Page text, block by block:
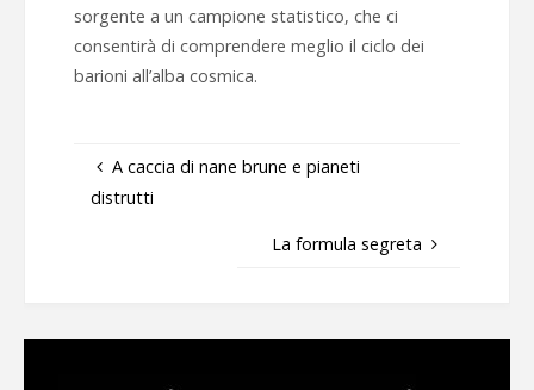
sorgente a un campione statistico, che ci
consentirà di comprendere meglio il ciclo dei
barioni all’alba cosmica.
A caccia di nane brune e pianeti
distrutti
La formula segreta